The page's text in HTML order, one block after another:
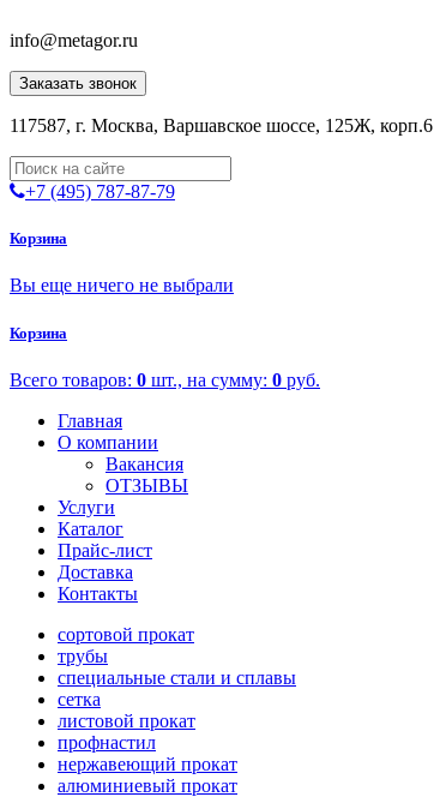
info@metagor.ru
Заказать звонок
117587, г. Москва, Варшавское шоссе, 125Ж, корп.6
+7 (495) 787-87-79
Корзина
Вы еще ничего не выбрали
Корзина
Всего товаров: 0 шт., на сумму: 0 руб.
Главная
О компании
Вакансия
ОТЗЫВЫ
Услуги
Каталог
Прайс-лист
Доставка
Контакты
сортовой прокат
трубы
специальные стали и сплавы
сетка
листовой прокат
профнастил
нержавеющий прокат
алюминиевый прокат